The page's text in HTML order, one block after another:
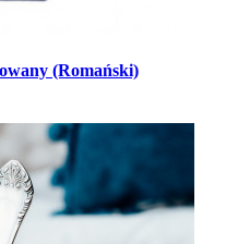
(Romański)